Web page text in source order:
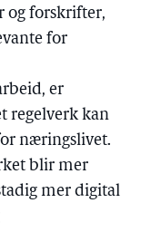
og forskrifter,
for
er
regelverk kan
næringslivet.
blir mer
mer digital